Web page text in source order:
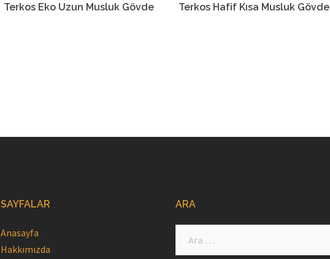
Terkos Eko Uzun Musluk Gövde Terkos Hafif Kısa Musluk Gövde
SAYFALAR
Anasayfa
Hakkımızda
ARA